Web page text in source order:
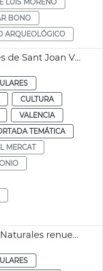
BONO
ARQUEOLÓGICO
Rehabilitación Covetes de Sant Joan València
CULTURA
VALENCIA
TEMÁTICA
MERCAT
El Museo de Ciencias Naturales renueva parte de su museografía